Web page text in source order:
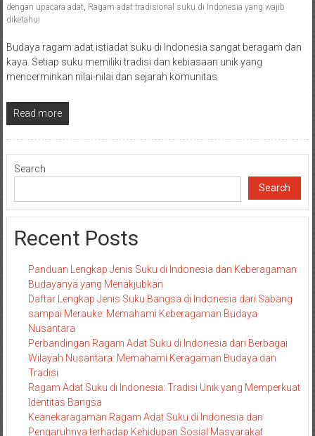
dengan upacara adat, Ragam adat tradisional suku di Indonesia yang wajib
diketahui
Budaya ragam adat istiadat suku di Indonesia sangat beragam dan
kaya. Setiap suku memiliki tradisi dan kebiasaan unik yang
mencerminkan nilai-nilai dan sejarah komunitas
Read more
Search
Search
Recent Posts
Panduan Lengkap Jenis Suku di Indonesia dan Keberagaman
Budayanya yang Menakjubkan
Daftar Lengkap Jenis Suku Bangsa di Indonesia dari Sabang
sampai Merauke: Memahami Keberagaman Budaya
Nusantara
Perbandingan Ragam Adat Suku di Indonesia dari Berbagai
Wilayah Nusantara: Memahami Keragaman Budaya dan
Tradisi
Ragam Adat Suku di Indonesia: Tradisi Unik yang Memperkuat
Identitas Bangsa
Keanekaragaman Ragam Adat Suku di Indonesia dan
Pengaruhnya terhadap Kehidupan Sosial Masyarakat